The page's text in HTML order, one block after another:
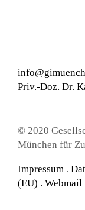
Priv.-Doz. Dr.
© 2020
München für
Impressum .
(EU) . Webmail